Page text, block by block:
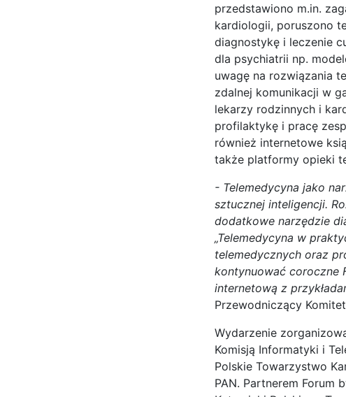
przedstawiono m.in.
kardiologii, poruszono
diagnostykę i leczenie
dla psychiatrii np.
uwagę na rozwiązania
zdalnej komunikacji w
lekarzy rodzinnych i
profilaktykę i pracę
również internetowe
także platformy opieki
- Telemedycyna jako
sztucznej inteligencji.
dodatkowe narzędzie
„Telemedycyna w
telemedycznych oraz
kontynuować coroczne
internetową z
Przewodniczący
Wydarzenie
Komisją Informatyki i
Polskie Towarzystwo
PAN. Partnerem Forum